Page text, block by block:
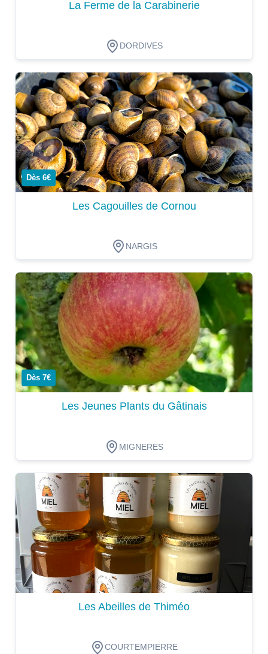
La Ferme de la Carabinerie
DORDIVES
Dégustation
Dès 6€
Les Cagouilles de Cornou
NARGIS
Dégustation
Dès 7€
Les Jeunes Plants du Gâtinais
MIGNERES
Dégustation
Les Abeilles de Thiméo
COURTEMPIERRE